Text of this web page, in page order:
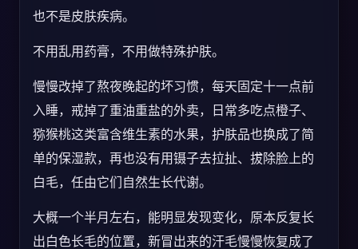
也不是皮肤疾病。
不用乱用药膏，不用做特殊护肤。
慢慢改掉了熬夜晚起的坏习惯，每天固定十一点前
入睡，戒掉了重油重盐的外卖，日常多吃点橙子、
猕猴桃这类富含维生素的水果，护肤品也换成了简
单的保湿款，再也没有用镊子去拉扯、拔除脸上的
白毛，任由它们自然生长代谢。
大概一个半月左右，能明显发现变化，原本反复长
出白色长毛的位置，新冒出来的汗毛慢慢恢复成了